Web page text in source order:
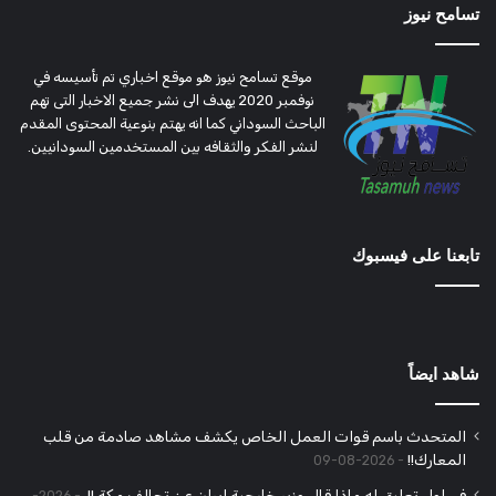
تسامح نيوز
موقع تسامح نيوز هو موقع اخباري تم تأسيسه في
نوفمبر 2020 يهدف الى نشر جميع الاخبار التى تهم
الباحث السوداني كما انه يهتم بنوعية المحتوى المقدم
لنشر الفكر والثقافه بين المستخدمين السودانيين.
تابعنا على فيسبوك
شاهد ايضاً
المتحدث باسم قوات العمل الخاص يكشف مشاهد صادمة من قلب
المعارك!!
2026-08-09